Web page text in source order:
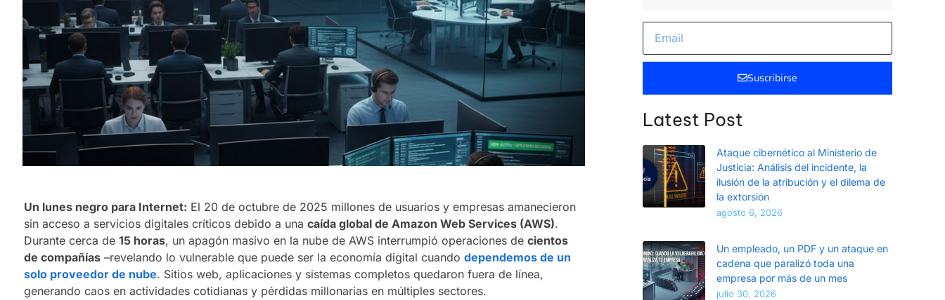
Un lunes negro para Internet: El 20 de octubre de 2025 millones de usuarios y empresas amanecieron
sin acceso a servicios digitales críticos debido a una caída global de Amazon Web Services (AWS).
Durante cerca de 15 horas, un apagón masivo en la nube de AWS interrumpió operaciones de cientos
de compañías –revelando lo vulnerable que puede ser la economía digital cuando dependemos de un
solo proveedor de nube. Sitios web, aplicaciones y sistemas completos quedaron fuera de línea,
generando caos en actividades cotidianas y pérdidas millonarias en múltiples sectores.
Suscribirse
Latest Post
Ataque cibernético al Ministerio de
Justicia: Análisis del incidente, la
ilusión de la atribución y el dilema de
la extorsión
agosto 6, 2026
Un empleado, un PDF y un ataque en
cadena que paralizó toda una
empresa por más de un mes
julio 30, 2026